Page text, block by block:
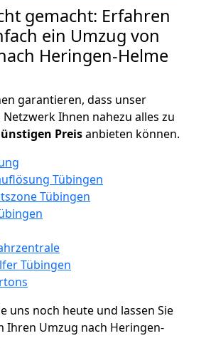
gemacht: Erfahren
ein Umzug von
Heringen-Helme
garantieren, dass unser
Ihnen nahezu alles zu
Preisanbieten können.
Tübingen
Tübingen
Tübingen
uns noch heute und lassen Sie
Ihren Umzug nach Heringen-